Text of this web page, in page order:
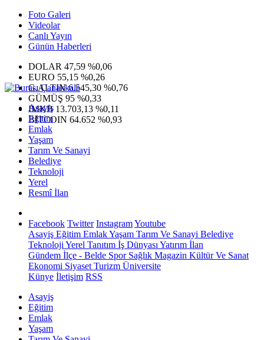
Foto Galeri
Videolar
Canlı Yayın
Günün Haberleri
DOLAR 47,59 %0,06
EURO 55,15 %0,26
G.ALTIN6.545,30 %0,76
GÜMÜŞ 95 %0,33
IMKB 13.703,13 %0,11
BITCOIN 64.652 %0,93
Asayiş
Eğitim
Emlak
Yaşam
Tarım Ve Sanayi
Belediye
Teknoloji
Yerel
Resmî İlan
Facebook Twitter InstagramYoutube
Asayiş Eğitim EmlakYaşam Tarım Ve Sanayi Belediye
Teknoloji Yerel Tanıtım İş Dünyası Yatırım İlan
Gündem İlçe - Belde SporSağlık Magazin Kültür Ve Sanat
Ekonomi Siyaset Turizm Üniversite
Künye İletişim RSS
Asayiş
Eğitim
Emlak
Yaşam